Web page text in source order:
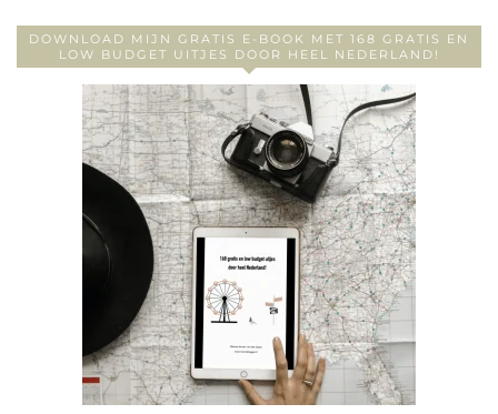
DOWNLOAD MIJN GRATIS E-BOOK MET 168 GRATIS EN
LOW BUDGET UITJES DOOR HEEL NEDERLAND!